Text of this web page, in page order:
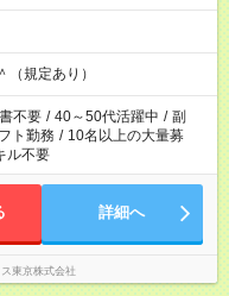
規定あり）
不要 / 40～50代活躍中 / 副
ト勤務 / 10名以上の大量募
ル不要
詳細へ
東京株式会社